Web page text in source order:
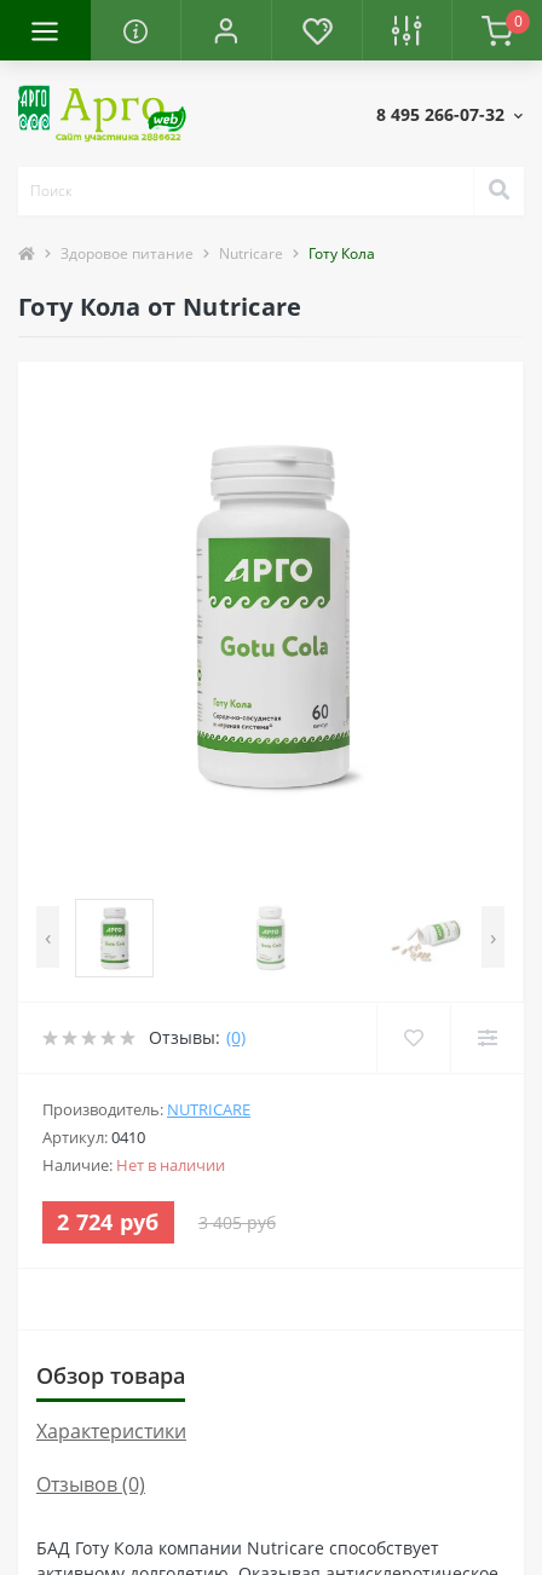
0
8 495 266-07-32
Здоровое питание Nutricare Готу Кола
Готу Кола от Nutricare
‹ ›
Отзывы: (0)
Производитель: NUTRICARE
Артикул:0410
Наличие: Нет в наличии
2 724 руб 3 405 руб
Обзор товара
Характеристики
Отзывов (0)
БАД Готу Кола компании Nutricare способствует